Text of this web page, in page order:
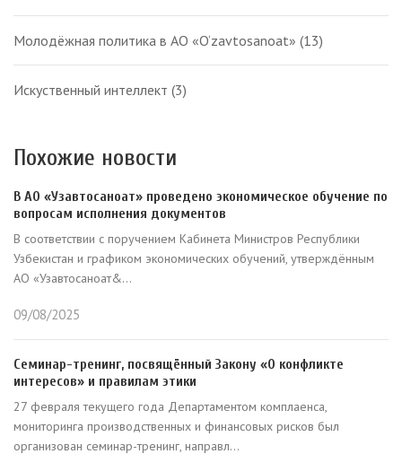
Молодёжная политика в АО «O‘zavtosanoat» (13)
Искуственный интеллект (3)
Похожие новости
В АО «Узавтосаноат» проведено экономическое обучение по
вопросам исполнения документов
В соответствии с поручением Кабинета Министров Республики
Узбекистан и графиком экономических обучений, утверждённым
АО «Узавтосаноат&...
09/08/2025
Семинар-тренинг, посвящённый Закону «О конфликте
интересов» и правилам этики
27 февраля текущего года Департаментом комплаенса,
мониторинга производственных и финансовых рисков был
организован семинар-тренинг, направл...